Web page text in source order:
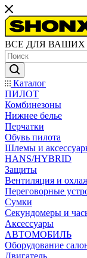
ВСЕ ДЛЯ ВАШИХ
Каталог
ПИЛОТ
Комбинезоны
Нижнее белье
Перчатки
Обувь пилота
Шлемы и
HANS/HYBRID
Защиты
Вентиляция и
Переговорные
Сумки
Секундомеры и
Аксессуары
АВТОМОБИЛЬ
Оборудование
Двигатель